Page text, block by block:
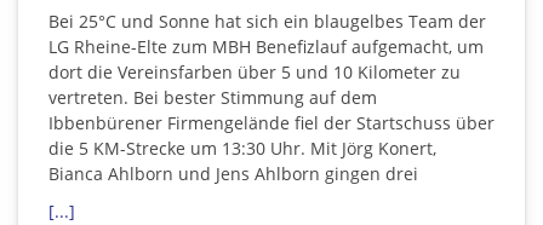
Bei 25°C und Sonne hat sich ein blaugelbes Team der
LG Rheine-Elte zum MBH Benefizlauf aufgemacht, um
dort die Vereinsfarben über 5 und 10 Kilometer zu
vertreten. Bei bester Stimmung auf dem
Ibbenbürener Firmengelände fiel der Startschuss über
die 5 KM-Strecke um 13:30 Uhr. Mit Jörg Konert,
Bianca Ahlborn und Jens Ahlborn gingen drei
[...]